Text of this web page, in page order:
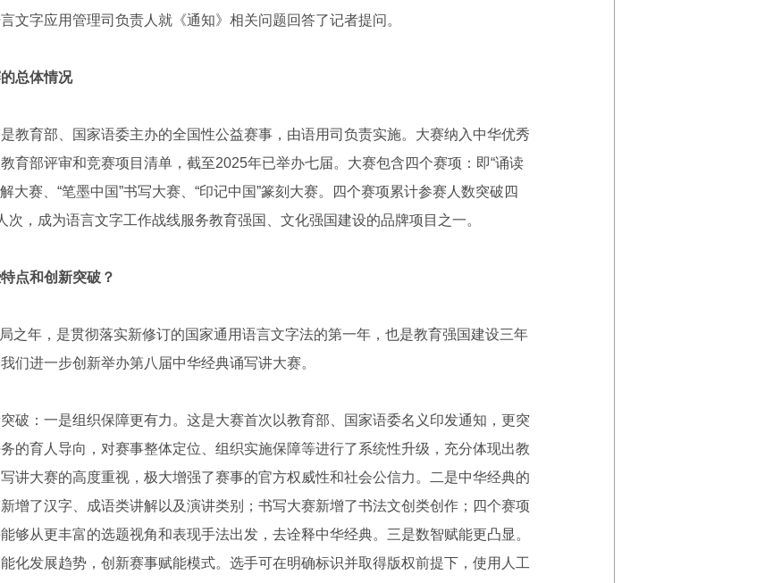
文字应用管理司负责人就《通知》相关问题回答了记者提问。
总体情况
育部、国家语委主办的全国性公益赛事，由语用司负责实施。大赛纳入中华优秀
育部评审和竞赛项目清单，截至2025年已举办七届。大赛包含四个赛项：即“诵读
大赛、“笔墨中国”书写大赛、“印记中国”篆刻大赛。四个赛项累计参赛人数突破四
，成为语言文字工作战线服务教育强国、文化强国建设的品牌项目之一。
点和创新突破？
年，是贯彻落实新修订的国家通用语言文字法的第一年，也是教育强国建设三年
们进一步创新举办第八届中华经典诵写讲大赛。
：一是组织保障更有力。这是大赛首次以教育部、国家语委名义印发通知，更突
的育人导向，对赛事整体定位、组织实施保障等进行了系统性升级，充分体现出教
讲大赛的高度重视，极大增强了赛事的官方权威性和社会公信力。二是中华经典的
增了汉字、成语类讲解以及演讲类别；书写大赛新增了书法文创类创作；四个赛项
够从更丰富的选题视角和表现手法出发，去诠释中华经典。三是数智赋能更凸显。
化发展趋势，创新赛事赋能模式。选手可在明确标识并取得版权前提下，使用人工